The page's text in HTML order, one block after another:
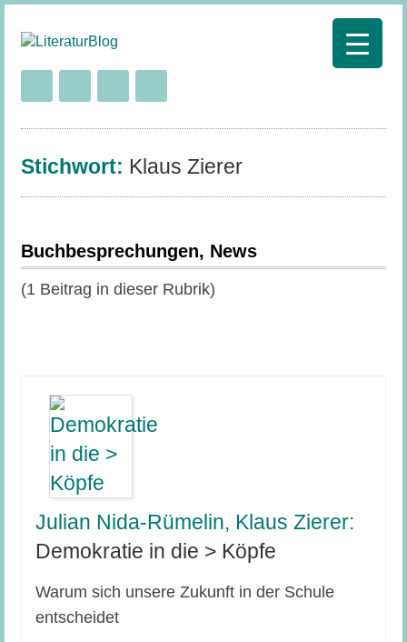
Stichwort: Klaus Zierer
Buchbesprechungen, News
(1 Beitrag in dieser Rubrik)
Julian Nida-Rümelin, Klaus Zierer:
Demokratie in die > Köpfe
Warum sich unsere Zukunft in der Schule
entscheidet